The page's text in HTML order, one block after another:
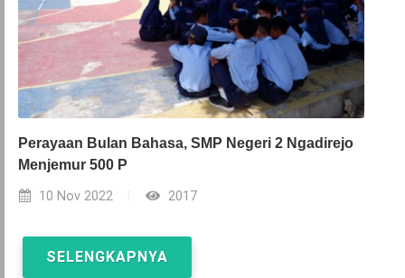
Perayaan Bulan Bahasa, SMP Negeri 2 Ngadirejo
Menjemur 500 P
10 Nov 2022 2017
SELENGKAPNYA